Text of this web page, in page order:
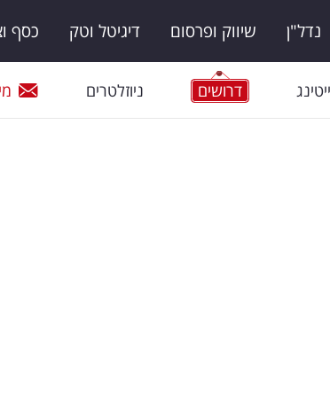
נדל"ן שיווק ופרסום דיגיטל וטק כסף
דרושים ניוזלטרים